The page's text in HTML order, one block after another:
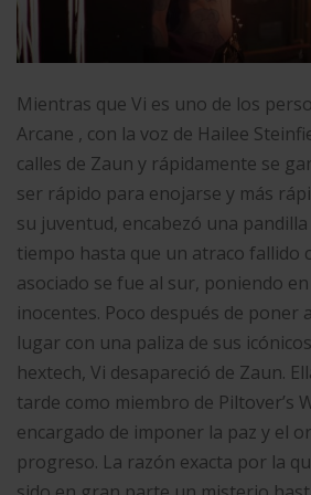
Mientras que Vi es uno de los
Arcane , con la voz de Hailee
calles de Zaun y rápidamente se
ser rápido para enojarse y más
su juventud, encabezó una
tiempo hasta que un atraco fallido
asociado se fue al sur, poniendo
inocentes. Poco después de poner
lugar con una paliza de sus
hextech, Vi desapareció de Zaun.
tarde como miembro de Piltover’s
encargado de imponer la paz y el
progreso. La razón exacta por la